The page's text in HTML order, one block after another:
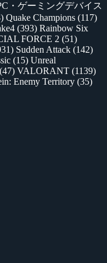
・ゲーミングデバイス
Quake Champions (117)
(393) Rainbow Six
FORCE 2 (51)
Sudden Attack (142)
(15) Unreal
(47) VALORANT (1139)
Enemy Territory (35)